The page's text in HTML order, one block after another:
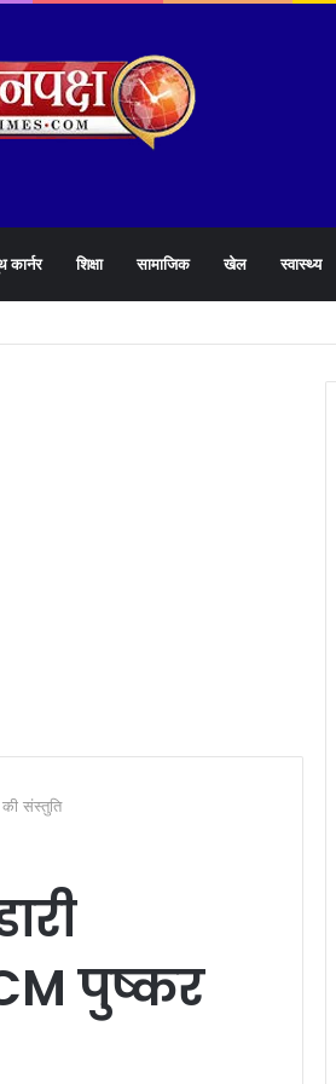
कार्नर शिक्षा सामाजिक खेल स्वास्थ्य
अधिकारियों को लगाई फटकार
की संस्तुति
पुष्कर